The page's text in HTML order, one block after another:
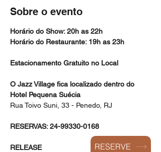
Sobre o evento
Horário do Show: 20h as 22h
Horário do Restaurante: 19h as 23h
Estacionamento Gratuito no Local
O Jazz Village fica localizado dentro do
Hotel Pequena Suécia
Rua Toivo Suni, 33 - Penedo, RJ
RESERVAS: 24-99330-0168
RELEASE RESERVE